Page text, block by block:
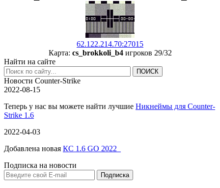
62.122.214.70:27015
Карта: cs_brokkoli_b4игроков 29/32
Найти на сайте
Новости Counter-Strike
2022-08-15
Теперь у нас вы можете найти лучшие Никнеймы для Counter-
Strike 1.6
2022-04-03
Добавлена новая КС 1.6 GO 2022
Подписка на новости